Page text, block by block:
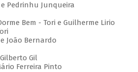
e Pedrinhu Junqueira
Bem - Tori e Guilherme Lirio
João Bernardo
Gil
Ferreira Pinto